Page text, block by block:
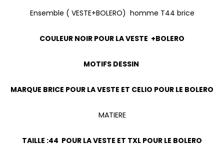
Ensemble ( VESTE+BOLERO) homme T44 brice
COULEUR NOIR POUR LA VESTE +BOLERO
MOTIFS DESSIN
MARQUE BRICE POUR LA VESTE ET CELIO POUR LE BOLERO
MATIERE
TAILLE :44 POUR LA VESTE ET TXL POUR LE BOLERO